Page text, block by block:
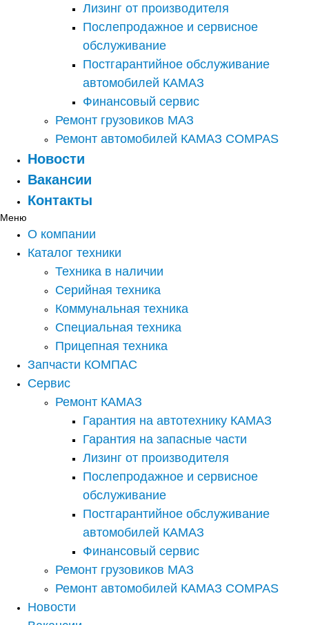
Лизинг от производителя
Послепродажное и сервисное
обслуживание
Постгарантийное обслуживание
автомобилей КАМАЗ
Финансовый сервис
Ремонт грузовиков МАЗ
Ремонт автомобилей КАМАЗ COMPAS
Новости
Вакансии
Контакты
Меню
О компании
Каталог техники
Техника в наличии
Серийная техника
Коммунальная техника
Специальная техника
Прицепная техника
Запчасти КОМПАС
Сервис
Ремонт КАМАЗ
Гарантия на автотехнику КАМАЗ
Гарантия на запасные части
Лизинг от производителя
Послепродажное и сервисное
обслуживание
Постгарантийное обслуживание
автомобилей КАМАЗ
Финансовый сервис
Ремонт грузовиков МАЗ
Ремонт автомобилей КАМАЗ COMPAS
Новости